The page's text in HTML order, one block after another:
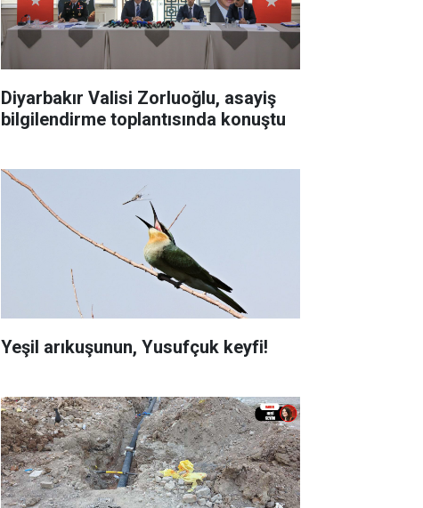
Diyarbakır Valisi Zorluoğlu, asayiş
bilgilendirme toplantısında konuştu
Yeşil arıkuşunun, Yusufçuk keyfi!